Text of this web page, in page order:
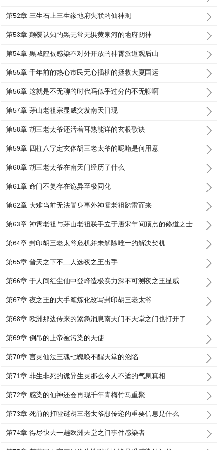
第52章 三生石上三生缘地府失联的仙神现
第53章 颠覆认知的黑无常无惧黄泉河的地府阴神
第54章 黑城隍被感染不对外开放的神霄派道观后山
第55章 千年前的热心市民无心插柳的拯救大夏国运
第56章 这就是不无聊的时代吗似乎过分的不无聊啊
第57章 茅山老祖宗显威突发南天门现
第58章 胡三老太爷还活着耳熟能详的玄根歌诀
第59章 四柱八字定玄体胡三老太爷的呢喃是何用意
第60章 胡三老太爷在南天门经历了什么
第61章 命门不复存在诡异至极同化
第62章 大难当前无法置身事外神霄老祖踏雷而来
第63章 神霄老祖与茅山老祖联手立于唐宋年间顶点的修道之士
第64章 封印胡三老太爷危机并未解除唯一的解决契机
第65章 普天之下不二人选夜之王出手
第66章 于人间红尘仙中登峰造极实力深不可测夜之王显威
第67章 夜之王的大手笔炼化改写封印胡三老太爷
第68章 欧洲那边传来的紧急消息南天门不天堂之门也打开了
第69章 倒吊的上帝被污染的天使
第70章 言灵仙法三魂七魄唤不醒天堂的沦陷
第71章 非生非死的诡异生灵那么令人不适的气息真相
第72章 感染的仙神还会再现千年青梅竹马重聚
第73章 死前的打哑谜胡三老太爷想传递的重要信息是什么
第74章 得尽快去一趟欧洲天堂之门事件感染者